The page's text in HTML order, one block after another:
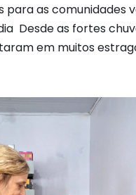
para as comunidades
Desde as fortes
em muitos